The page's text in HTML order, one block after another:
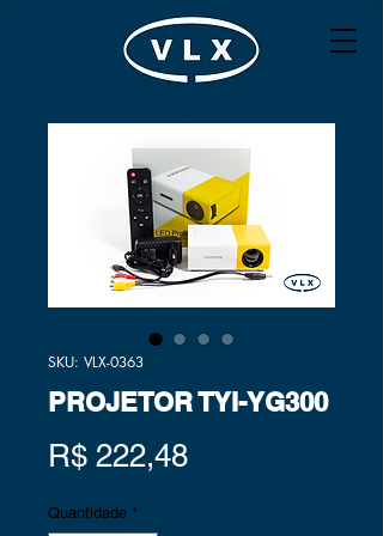
SKU: VLX-0363
PROJETOR TYI-YG300
R$ 222,48Preço
Quantidade *